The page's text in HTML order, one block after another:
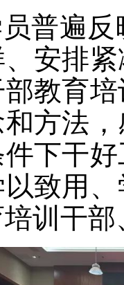
普遍
安排
教育
和方法
下干
致用
训干